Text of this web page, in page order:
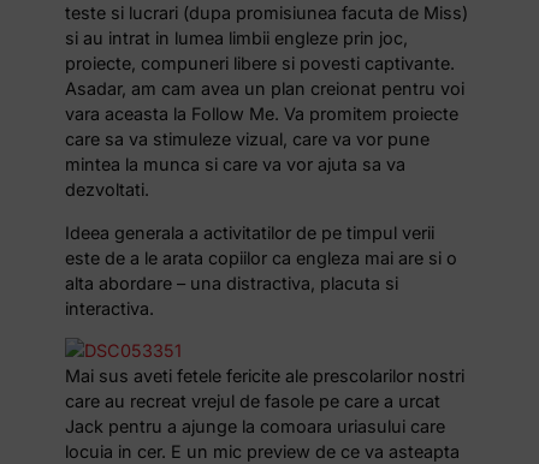
teste si lucrari (dupa promisiunea facuta de Miss)
si au intrat in lumea limbii engleze prin joc,
proiecte, compuneri libere si povesti captivante.
Asadar, am cam avea un plan creionat pentru voi
vara aceasta la Follow Me. Va promitem proiecte
care sa va stimuleze vizual, care va vor pune
mintea la munca si care va vor ajuta sa va
dezvoltati.
Ideea generala a activitatilor de pe timpul verii
este de a le arata copiilor ca engleza mai are si o
alta abordare – una distractiva, placuta si
interactiva.
Mai sus aveti fetele fericite ale prescolarilor nostri
care au recreat vrejul de fasole pe care a urcat
Jack pentru a ajunge la comoara uriasului care
locuia in cer. E un mic preview de ce va asteapta